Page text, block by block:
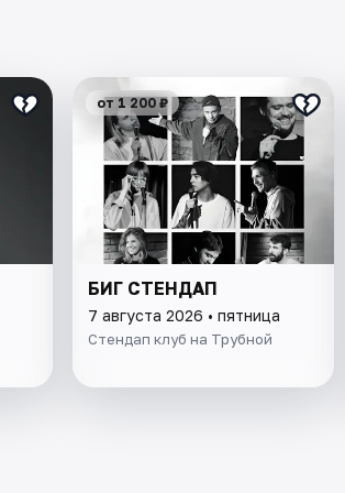
от 1 200 ₽
БИГ СТЕНДАП
7 августа 2026 • пятница
Стендап клуб на Трубной